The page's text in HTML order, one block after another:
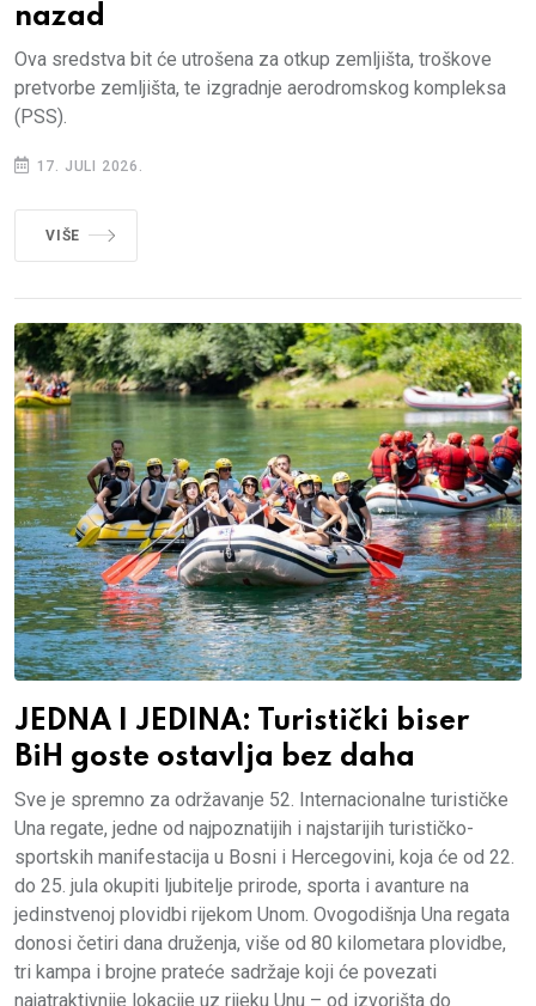
nazad
Ova sredstva bit će utrošena za otkup zemljišta, troškove
pretvorbe zemljišta, te izgradnje aerodromskog kompleksa
(PSS).
17. JULI 2026.
VIŠE
JEDNA I JEDINA: Turistički biser
BiH goste ostavlja bez daha
Sve je spremno za održavanje 52. Internacionalne turističke
Una regate, jedne od najpoznatijih i najstarijih turističko-
sportskih manifestacija u Bosni i Hercegovini, koja će od 22.
do 25. jula okupiti ljubitelje prirode, sporta i avanture na
jedinstvenoj plovidbi rijekom Unom. Ovogodišnja Una regata
donosi četiri dana druženja, više od 80 kilometara plovidbe,
tri kampa i brojne prateće sadržaje koji će povezati
najatraktivnije lokacije uz rijeku Unu – od izvorišta do